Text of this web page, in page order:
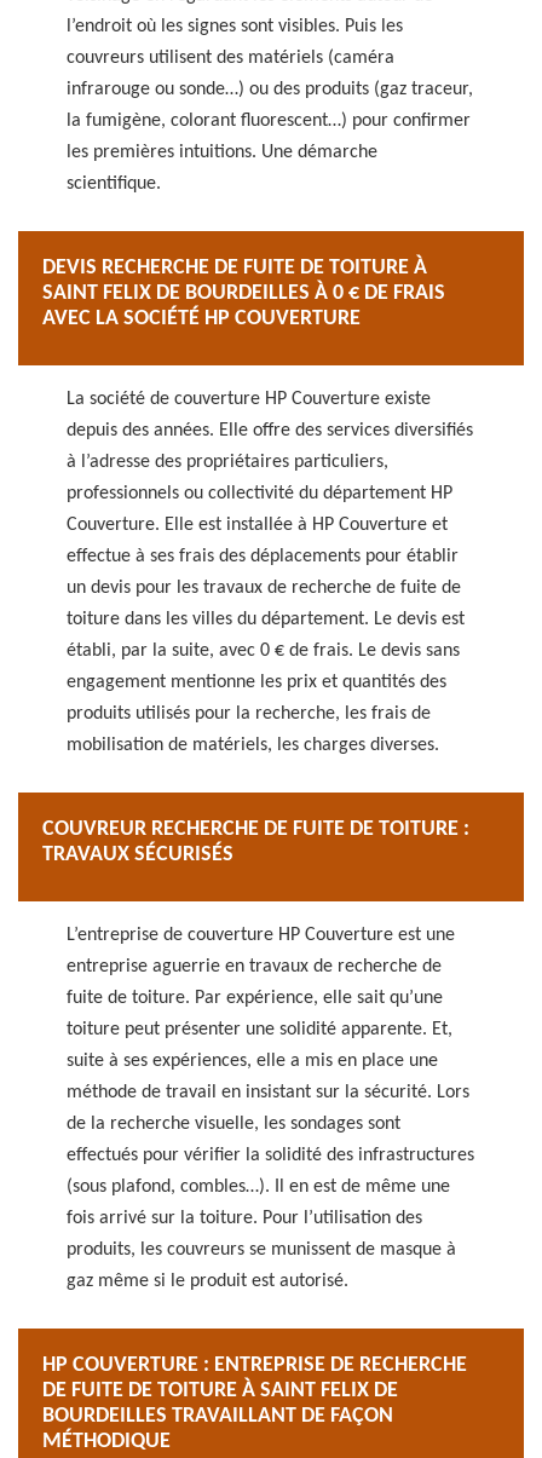
l’endroit où les signes sont visibles. Puis les
couvreurs utilisent des matériels (caméra
infrarouge ou sonde…) ou des produits (gaz traceur,
la fumigène, colorant fluorescent…) pour confirmer
les premières intuitions. Une démarche
scientifique.
DEVIS RECHERCHE DE FUITE DE TOITURE À
SAINT FELIX DE BOURDEILLES À 0 € DE FRAIS
AVEC LA SOCIÉTÉ HP COUVERTURE
La société de couverture HP Couverture existe
depuis des années. Elle offre des services diversifiés
à l’adresse des propriétaires particuliers,
professionnels ou collectivité du département HP
Couverture. Elle est installée à HP Couverture et
effectue à ses frais des déplacements pour établir
un devis pour les travaux de recherche de fuite de
toiture dans les villes du département. Le devis est
établi, par la suite, avec 0 € de frais. Le devis sans
engagement mentionne les prix et quantités des
produits utilisés pour la recherche, les frais de
mobilisation de matériels, les charges diverses.
COUVREUR RECHERCHE DE FUITE DE TOITURE :
TRAVAUX SÉCURISÉS
L’entreprise de couverture HP Couverture est une
entreprise aguerrie en travaux de recherche de
fuite de toiture. Par expérience, elle sait qu’une
toiture peut présenter une solidité apparente. Et,
suite à ses expériences, elle a mis en place une
méthode de travail en insistant sur la sécurité. Lors
de la recherche visuelle, les sondages sont
effectués pour vérifier la solidité des infrastructures
(sous plafond, combles…). Il en est de même une
fois arrivé sur la toiture. Pour l’utilisation des
produits, les couvreurs se munissent de masque à
gaz même si le produit est autorisé.
HP COUVERTURE : ENTREPRISE DE RECHERCHE
DE FUITE DE TOITURE À SAINT FELIX DE
BOURDEILLES TRAVAILLANT DE FAÇON
MÉTHODIQUE